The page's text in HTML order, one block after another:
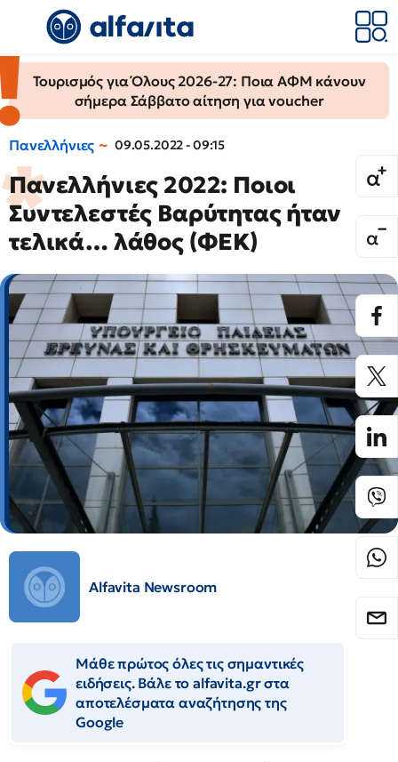
Τουρισμός για Όλους 2026-27: Ποια ΑΦΜ κάνουν
σήμερα Σάββατο αίτηση για voucher
Πανελλήνιες 09.05.2022 - 09:15
Πανελλήνιες 2022: Ποιοι
Συντελεστές Βαρύτητας ήταν
τελικά… λάθος (ΦΕΚ)
Alfavita Newsroom
Μάθε πρώτος όλες τις σημαντικές
ειδήσεις. Βάλε το alfavita.gr στα
αποτελέσματα αναζήτησης της
Google